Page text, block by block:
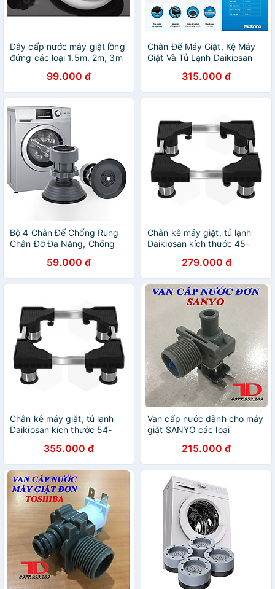
Dây cấp nước máy giặt lồng
đứng các loại 1.5m, 2m, 3m
99.000 đ
Chân Đế Máy Giặt, Kệ Máy
Giặt Và Tủ Lạnh Daikiosan
Thước Phù Hợp Mọi Loại
Thiết Bị - Hàng Chính Hãng
315.000 đ
Bộ 4 Chân Đế Chống Rung
Chân Đỡ Đa Năng, Chống
59.000 đ
Chân kê máy giặt, tủ lạnh
Daikiosan kích thước 45-
9kg/ tủ lạnh 90-270 lít -
Hàng chính hãng
279.000 đ
Chân kê máy giặt, tủ lạnh
Daikiosan kích thước 54-
12kg/ tủ lạnh 270-380 lít -
Hàng chính hãng
355.000 đ
Van cấp nước dành cho máy
giặt SANYO các loại
215.000 đ